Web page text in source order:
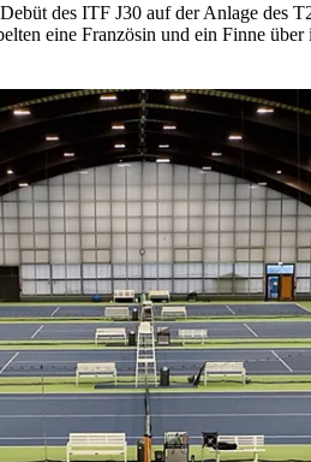
des ITF J30 auf der Anlage des
eine Französin und ein Finne